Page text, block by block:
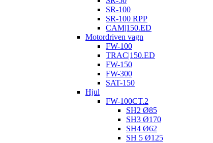
SR-100
SR-100 RPP
CAM|150.ED
Motordriven vagn
FW-100
TRAC|150.ED
FW-150
FW-300
SAT-150
Hjul
FW-100CT.2
SH2 Ø85
SH3 Ø170
SH4 Ø62
SH 5 Ø125